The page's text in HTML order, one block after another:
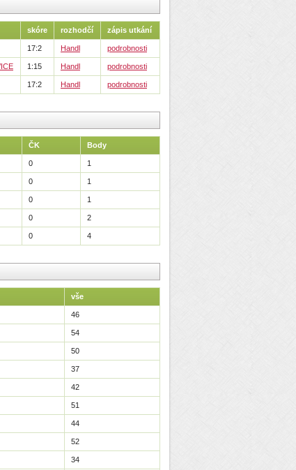
skóre rozhodčí zápis utkání
17:2 Handl podrobnosti
1:15 Handl podrobnosti
17:2 Handl podrobnosti
ČK Body
0 1
0 1
0 1
0 2
0 4
vše
46
54
50
37
42
51
44
52
34